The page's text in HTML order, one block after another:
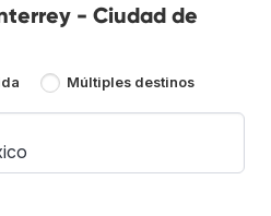
- Ciudad de
Múltiples destinos